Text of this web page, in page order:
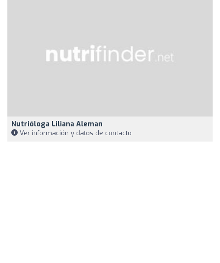
Nutrióloga Liliana Aleman
Ver información y datos de contacto